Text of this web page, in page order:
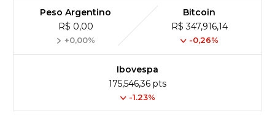
Peso Argentino
R$ 0,00
+0,00%
Bitcoin
R$ 347,916,14
-0,26%
Ibovespa
175,546,36 pts
-1.23%